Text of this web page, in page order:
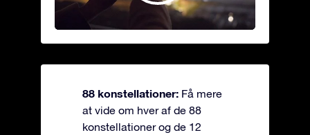
88 konstellationer: Få mere
at vide om hver af de 88
konstellationer og de 12